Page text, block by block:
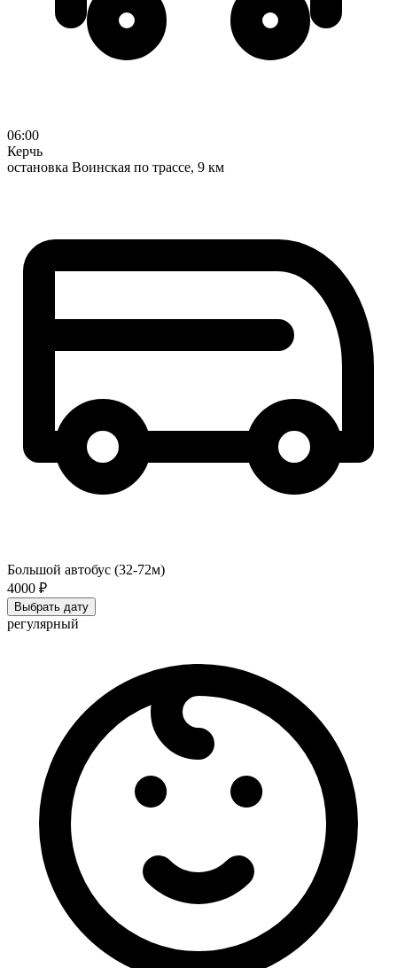
06:00
Керчь
остановка Воинская по трассе, 9 км
Большой автобус (32-72м)
4000 ₽
Выбрать дату
регулярный